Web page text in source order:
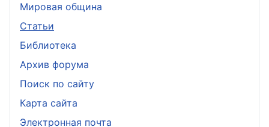
Мировая община
Статьи
Библиотека
Архив форума
Поиск по сайту
Карта сайта
Электронная почта